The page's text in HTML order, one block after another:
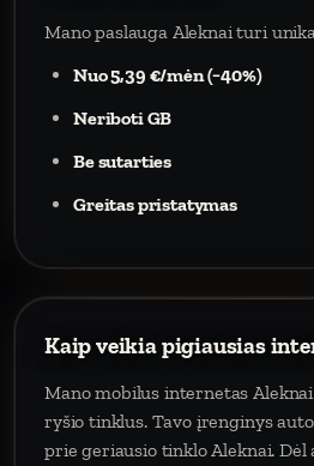
Mano paslauga Aleknai turi
Nuo 5,39 €/mėn (−40%)
Neriboti GB
Be sutarties
Greitas pristatymas
Kaip veikia pigiausias
Mano mobilus internetas
ryšio tinklus. Tavo įrenginys
prie geriausio tinklo Aleknai.